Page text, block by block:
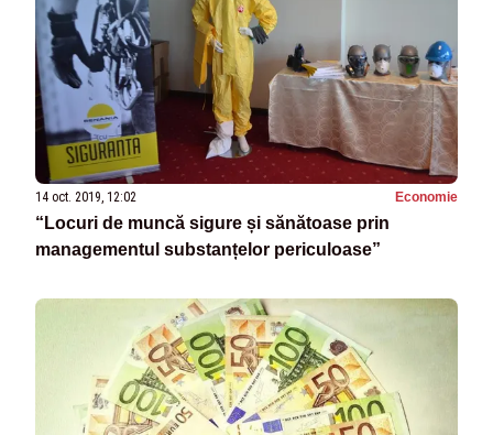
14 oct. 2019, 12:02 Economie
“Locuri de muncă sigure și sănătoase prin
managementul substanțelor periculoase”